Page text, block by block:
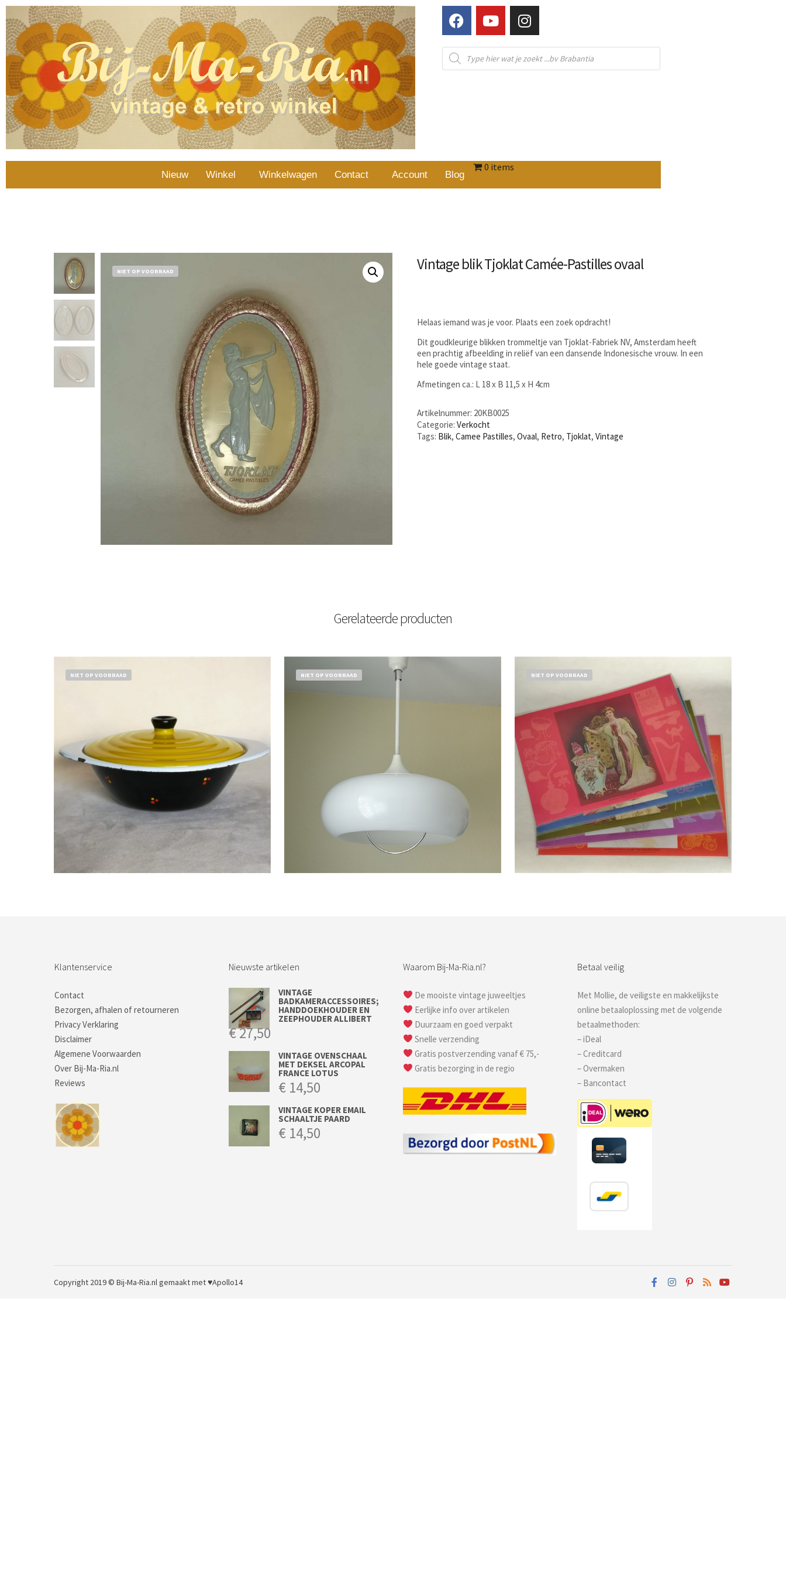
Nieuw Winkel Winkelwagen Contact Account Blog
0 items
NIET OP VOORRAAD Vintage blik Tjoklat Camée-Pastilles ovaal
Helaas iemand was je voor. Plaats een zoek opdracht!
Dit goudkleurige blikken trommeltje van Tjoklat-Fabriek NV, Amsterdam heeft
een prachtig afbeelding in reliëf van een dansende Indonesische vrouw. In een
hele goede vintage staat.
Afmetingen ca.: L 18 x B 11,5 x H 4cm
Artikelnummer: 20KB0025
Categorie:Verkocht
Tags: Blik,Camee Pastilles,Ovaal, Retro, Tjoklat,Vintage
Gerelateerde producten
NIET OP VOORRAAD NIET OP VOORRAAD NIET OP VOORRAAD
Klantenservice
Contact
Bezorgen, afhalen of retourneren
Privacy Verklaring
Disclaimer
Algemene Voorwaarden
Over Bij-Ma-Ria.nl
Reviews
Nieuwste artikelen
VINTAGE
BADKAMERACCESSOIRES;
HANDDOEKHOUDER EN
ZEEPHOUDER ALLIBERT
€27,50
VINTAGE OVENSCHAAL
MET DEKSEL ARCOPAL
FRANCE LOTUS
€ 14,50
VINTAGE KOPER EMAIL
SCHAALTJE PAARD
€ 14,50
Waarom Bij-Ma-Ria.nl?
De mooiste vintage juweeltjes
Eerlijke info over artikelen
Duurzaam en goed verpakt
Snelle verzending
Gratis postverzending vanaf € 75,-
Gratis bezorging in de regio
Betaal veilig
Met Mollie, de veiligste en makkelijkste
online betaaloplossing met de volgende
betaalmethoden:
– iDeal
– Creditcard
– Overmaken
– Bancontact
Copyright 2019 © Bij-Ma-Ria.nlgemaakt met ♥Apollo14